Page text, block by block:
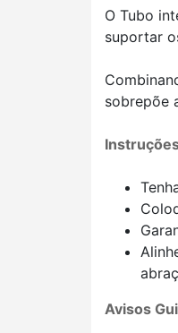
O Tubo
suportar
sobrepõe
Avisos